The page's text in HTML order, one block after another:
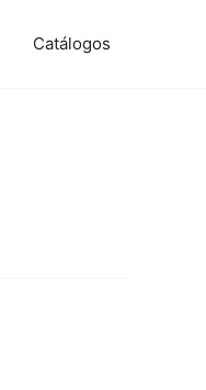
Catálogos